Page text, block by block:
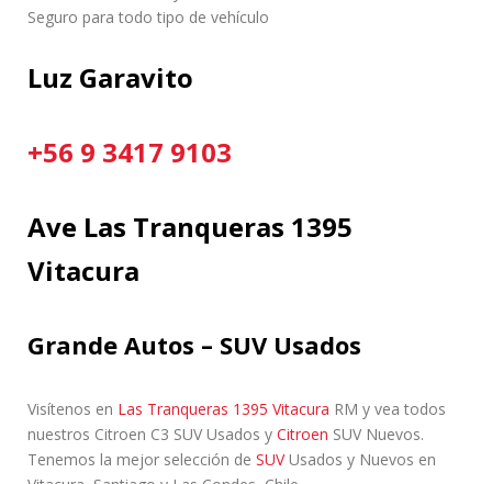
Seguro para todo tipo de vehículo
Luz Garavito
+56 9 3417 9103
Ave Las Tranqueras 1395
Vitacura
Grande Autos – SUV Usados
Visítenos en Las Tranqueras 1395 Vitacura RM y vea todos
nuestros Citroen C3 SUV Usados ​​y Citroen SUV Nuevos.
Tenemos la mejor selección de SUVUsados y Nuevos en